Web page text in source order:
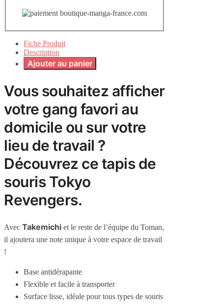
Fiche Produit
Description
Ajouter au panier
Vous souhaitez afficher
votre gang favori au
domicile ou sur votre
lieu de travail ?
Découvrez ce tapis de
souris Tokyo
Revengers.
Avec Takemichi et le reste de l’équipe du Toman,
il ajoutera une note unique à votre espace de travail
!
Base antidérapante
Flexible et facile à transporter
Surface lisse, idéale pour tous types de souris